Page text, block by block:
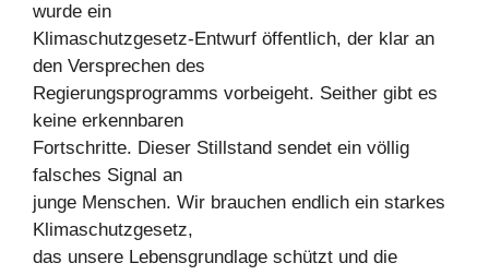
wurde ein
Klimaschutzgesetz-Entwurf öffentlich, der klar an
den Versprechen des
Regierungsprogramms vorbeigeht. Seither gibt es
keine erkennbaren
Fortschritte. Dieser Stillstand sendet ein völlig
falsches Signal an
junge Menschen. Wir brauchen endlich ein starkes
Klimaschutzgesetz,
das unsere Lebensgrundlage schützt und die